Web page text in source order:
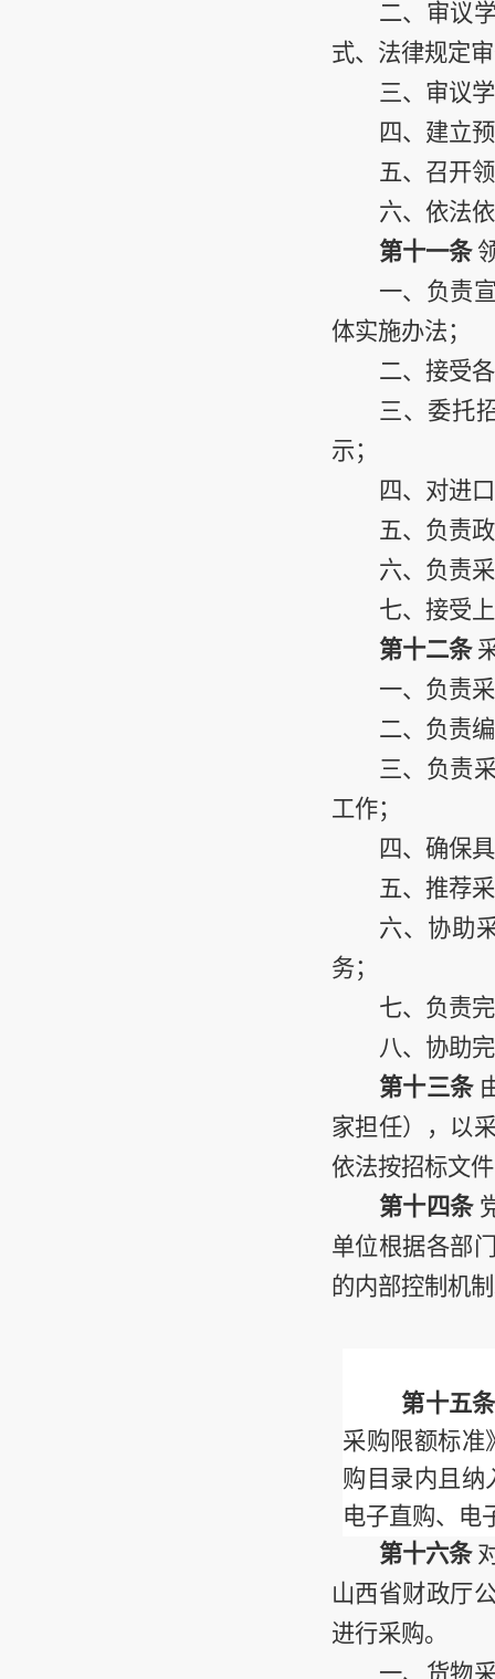
二、审议
式、法律规定
三、审议
四、建立
五、召开
六、依法
第十一条
一、负责
体实施办法；
二、接受
三、委托
示；
四、对进
五、负责
六、 负责
七、接受
第十二条
一、负责
二、负责
三、负责
工作；
四、确保
五、推荐
六、 协助
务；
七、负责
八、协助
第十三条
家担任），以
依法按招标文
第十四条
单位根据各部
的内部控制机
第十五条
采购限额标准
购目录内且纳
电子直购、电
第十六条
山西省财政厅
进行采购。
一、货物